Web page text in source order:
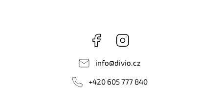
Facebook
info@divio.cz
+420 605 777 840